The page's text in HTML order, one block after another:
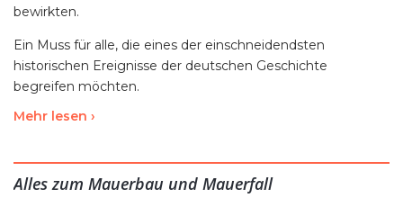
bewirkten.
Ein Muss für alle, die eines der einschneidendsten
historischen Ereignisse der deutschen Geschichte
begreifen möchten.
-----
The exhibition spans an audiovisual arc from the division of
Mehr lesen ›
Alles zum Mauerbau und Mauerfall